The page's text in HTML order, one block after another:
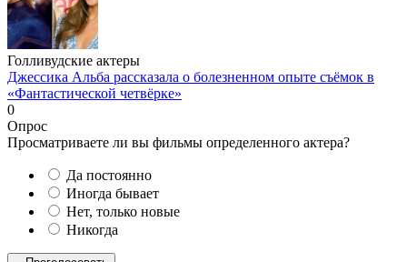
Голливудские актеры
Джессика Альба рассказала о болезненном опыте съёмок в
«Фантастической четвёрке»
0
Опрос
Просматриваете ли вы фильмы определенного актера?
Да постоянно
Иногда бывает
Нет, только новые
Никогда